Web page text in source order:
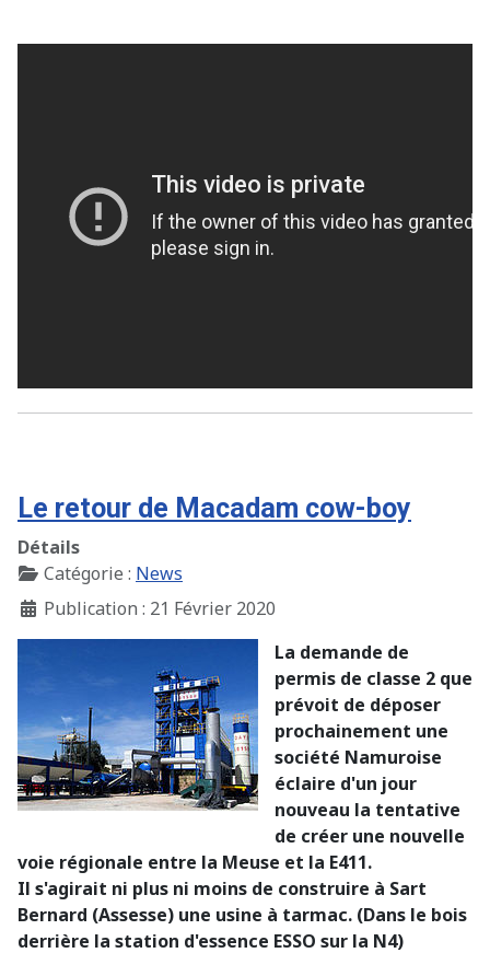
Le retour de Macadam cow-boy
Détails
Catégorie : News
Publication : 21 Février 2020
La demande de
permis de classe 2 que
prévoit de déposer
prochainement une
société Namuroise
éclaire d'un jour
nouveau la tentative
de créer une nouvelle
voie régionale entre la Meuse et la E411.
Il s'agirait ni plus ni moins de construire à Sart
Bernard (Assesse) une usine à tarmac. (Dans le bois
derrière la station d'essence ESSO sur la N4)